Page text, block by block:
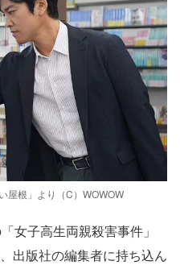
屋根」より（C）WOWOW
女子高生両親殺害事件」
出版社の編集者に持ち込ん